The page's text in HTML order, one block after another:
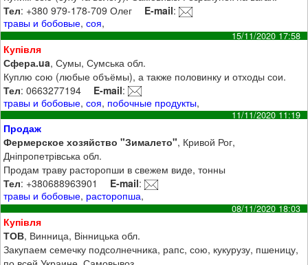
Тел: +380 979-178-709 Олег E-mail:
травы и бобовые,соя,
15/11/2020 17:58
Купівля
Сфера.ua, Сумы, Сумська обл.
Куплю сою (любые объёмы), а также половинку и отходы сои.
Тел: 0663277194 E-mail:
травы и бобовые,соя, побочные продукты,
11/11/2020 11:19
Продаж
Фермерское хозяйство "Зималето", Кривой Рог,
Дніпропетрівська обл.
Продам траву расторопши в свежем виде, тонны
Тел: +380688963901 E-mail:
травы и бобовые, расторопша,
08/11/2020 18:03
Купівля
ТОВ, Винница, Вінницька обл.
Закупаем семечку подсолнечника, рапс, сою, кукурузу, пшеницу,